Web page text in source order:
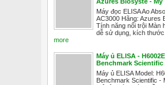
Máy đọc ELISA Ao
AC3000 Hãng: Azures
Tính năng nổi trội Màn
dễ sử dụng, kích thước
more
Máy ủ ELISA -
Benchmark Scientific
Máy ủ ELISA Model:
Benchmark Scientific -